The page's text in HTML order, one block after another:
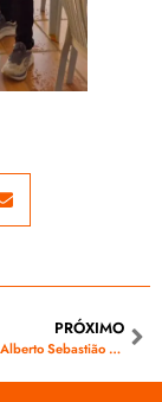
PRÓXIMO
Nota de pesar – Alberto Sebastião Alvarenga